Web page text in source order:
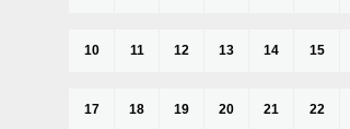
10 11 12 13 14 15
17 18 19 20 21 22